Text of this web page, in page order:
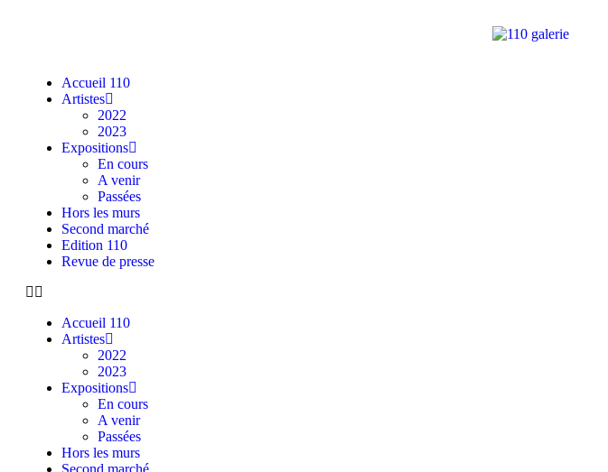
Accueil 110
Artistes
2022
2023
Expositions
En cours
A venir
Passées
Hors les murs
Second marché
Edition 110
Revue de presse
Accueil 110
Artistes
2022
2023
Expositions
En cours
A venir
Passées
Hors les murs